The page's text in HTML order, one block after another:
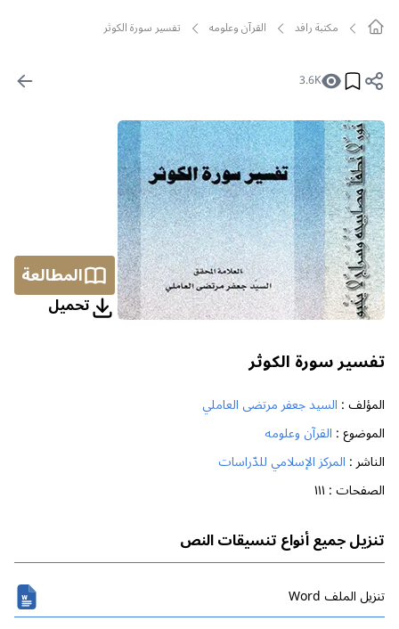
مکتبة رافد القرآن وعلومه تفسير سورة الكوثر
3.6K
المطالعة
تحمیل
تفسير سورة الكوثر
المؤلف : السيد جعفر مرتضى العاملي
الموضوع : القرآن وعلومه
الناشر : المركز الإسلامي للدّراسات
الصفحات : ١١١
تنزيل جميع أنواع تنسيقات النص
تنزیل الملف Word